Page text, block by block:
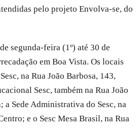
pelo projeto Envolva-se, do
segunda-feira (1º) até 30 de
em Boa Vista. Os locais
na Rua João Barbosa, 143,
Sesc, também na Rua João
a Sede Administrativa do Sesc, na
e o Sesc Mesa Brasil, na Rua